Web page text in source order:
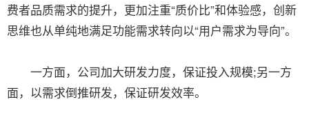
费者品质需求的提升，更加注重“质价比”和体验感，创新
思维也从单纯地满足功能需求转向以“用户需求为导向”。
一方面，公司加大研发力度，保证投入规模;另一方
面，以需求倒推研发，保证研发效率。